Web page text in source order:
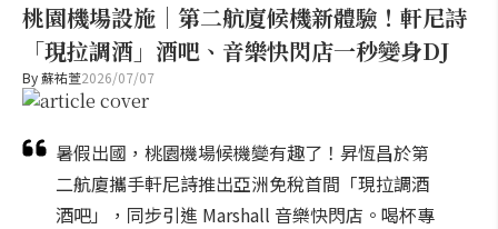
桃園機場設施｜第二航廈候機新體驗！軒尼詩
「現拉調酒」酒吧、音樂快閃店一秒變身DJ
By蘇祐萱2026/07/07
暑假出國，桃園機場候機變有趣了！昇恆昌於第
二航廈攜手軒尼詩推出亞洲免稅首間「現拉調酒
酒吧」，同步引進 Marshall 音樂快閃店。喝杯專